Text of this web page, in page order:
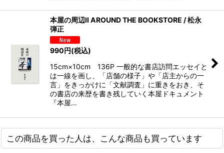
本屋の周辺II AROUND THE BOOKSTORE / 松永
弾正
990円(税込)
15cm×10cm 136P 一般的な書店訪問エッセイと
は一線を画し、「店舗の様子」や「店主からの一
言」をきっかけに「文献調査」に重きをおき、そ
の書店の来歴を書き残していく本屋ドキュメント
『本屋…
この商品を買った人は、こんな商品も買っています